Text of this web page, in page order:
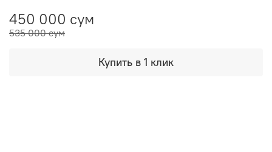
450 000 сум
535 000 сум
Купить в 1 клик